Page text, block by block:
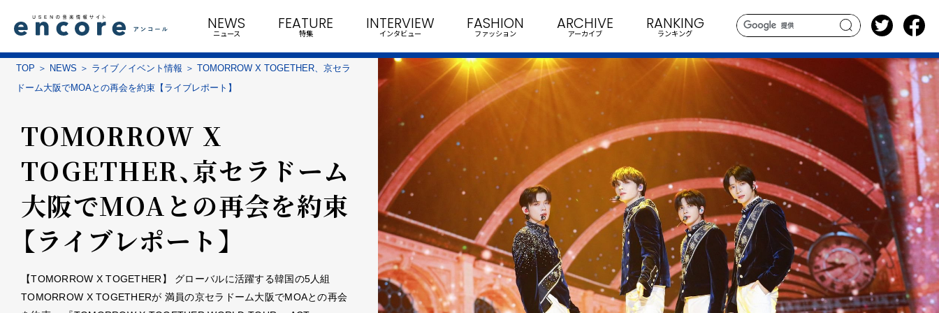
search
NEWS
ニュース
FEATURE
特集
INTERVIEW
インタビュー
FASHION
ファッション
ARCHIVE
アーカイブ
RANKING
ランキング
TOP NEWS ライブ／イベント情報
TOMORROW X TOGETHER、京セラ
ドーム大阪でMOAとの再会を約束【ライブレポート】
TOMORROW X
TOGETHER、京セラドーム
大阪でMOAとの再会を約束
【ライブレポート】
【TOMORROW X TOGETHER】 グローバルに活躍する韓国の5人組
TOMORROW X TOGETHERが 満員の京セラドーム大阪でMOAとの再会